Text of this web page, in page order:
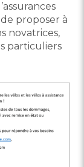
proposer à
novatrices,
particuliers